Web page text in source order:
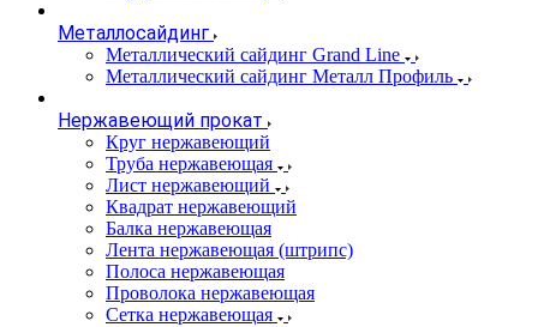
Металлосайдинг
Металлический сайдинг Grand Line
Металлический сайдинг Металл Профиль
Нержавеющий прокат
Круг нержавеющий
Труба нержавеющая
Лист нержавеющий
Квадрат нержавеющий
Балка нержавеющая
Лента нержавеющая (штрипс)
Полоса нержавеющая
Проволока нержавеющая
Сетка нержавеющая